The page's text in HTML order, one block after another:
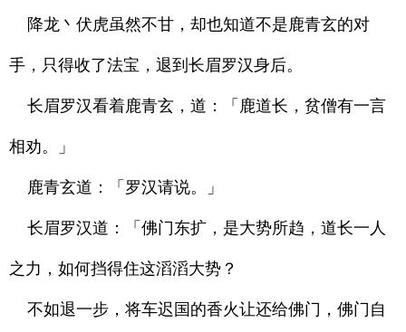
降龙丶伏虎虽然不甘，却也知道不是鹿青玄的对
手，只得收了法宝，退到长眉罗汉身后。
长眉罗汉看着鹿青玄，道：「鹿道长，贫僧有一言
相劝。」
鹿青玄道：「罗汉请说。」
长眉罗汉道：「佛门东扩，是大势所趋，道长一人
之力，如何挡得住这滔滔大势？
不如退一步，将车迟国的香火让还给佛门，佛门自